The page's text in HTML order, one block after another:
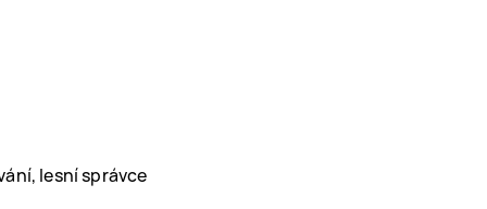
lesní správce